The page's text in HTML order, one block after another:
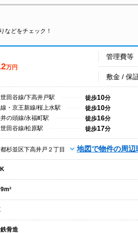
などをチェック！
万円
管理費等
敷金 / 保
田谷線/下高井戸駅 徒歩10分
・京王新線/桜上水駅
徒歩10分
の頭線/永福町駅
徒歩16分
田谷線/松原駅
徒歩17分
杉並区下高井戸２丁目 地図で物件の周辺
骨造